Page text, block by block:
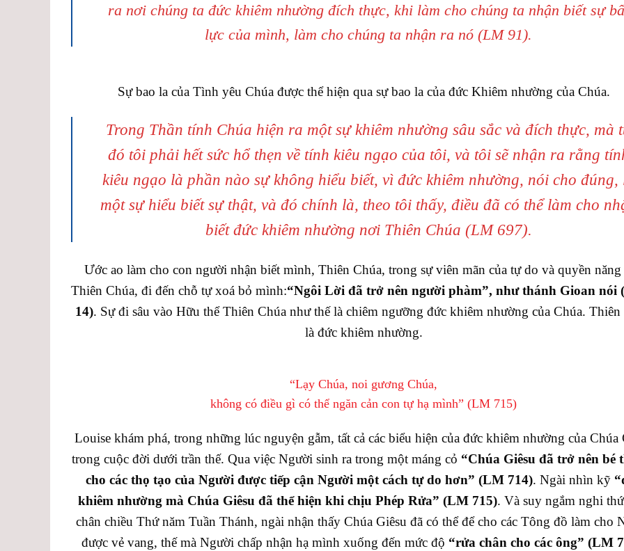
ra nơi chúng ta đức khiêm nhường đích thực, khi làm cho chúng ta nhận biết sự
lực của mình, làm cho chúng ta nhận ra nó (LM 91).
Sự bao la của Tình yêu Chúa được thể hiện qua sự bao la của đức Khiêm nhường của Chúa.
Trong Thần tính Chúa hiện ra một sự khiêm nhường sâu sắc và đích thực, mà
đó tôi phải hết sức hổ thẹn về tính kiêu ngạo của tôi, và tôi sẽ nhận ra rằng
kiêu ngạo là phần nào sự không hiểu biết, vì đức khiêm nhường, nói cho đúng,
một sự hiểu biết sự thật, và đó chính là, theo tôi thấy, điều đã có thể làm cho
biết đức khiêm nhường nơi Thiên Chúa (LM 697).
Ước ao làm cho con người nhận biết mình, Thiên Chúa, trong sự viên mãn của tự do và quyền năng
Thiên Chúa, đi đến chỗ tự xoá bỏ mình:“Ngôi Lời đã trở nên người phàm”, như thánh Gioan nói
14). Sự đi sâu vào Hữu thể Thiên Chúa như thế là chiêm ngưỡng đức khiêm nhường của Chúa. Thiên
là đức khiêm nhường.
“Lạy Chúa, noi gương Chúa,
không có điều gì có thể ngăn cản con tự hạ mình” (LM 715)
Louise khám phá, trong những lúc nguyện gẫm, tất cả các biểu hiện của đức khiêm nhường của Chúa
trong cuộc đời dưới trần thế. Qua việc Người sinh ra trong một máng cỏ “Chúa Giêsu đã trở nên bé
cho các thọ tạo của Người được tiếp cận Người một cách tự do hơn” (LM 714). Ngài nhìn kỹ
khiêm nhường mà Chúa Giêsu đã thể hiện khi chịu Phép Rửa” (LM 715). Và suy ngắm nghi
chân chiều Thứ năm Tuần Thánh, ngài nhận thấy Chúa Giêsu đã có thể để cho các Tông đồ làm cho
được vẻ vang, thế mà Người chấp nhận hạ mình xuống đến mức độ “rửa chân cho các ông” (LM